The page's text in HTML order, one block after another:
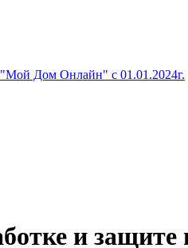
Дом Онлайн" с 01.01.2024г.
и